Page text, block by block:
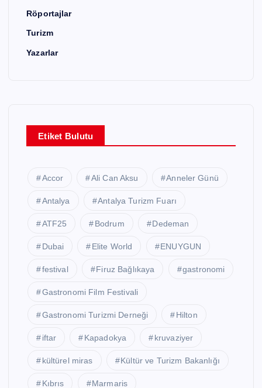
Röportajlar
Turizm
Yazarlar
Etiket Bulutu
Accor Ali Can Aksu Anneler Günü
Antalya Antalya Turizm Fuarı
ATF25 Bodrum Dedeman
Dubai Elite World ENUYGUN
festival Firuz Bağlıkaya gastronomi
Gastronomi Film Festivali
Gastronomi Turizmi Derneği Hilton
iftar Kapadokya kruvaziyer
kültürel miras Kültür ve Turizm Bakanlığı
Kıbrıs Marmaris